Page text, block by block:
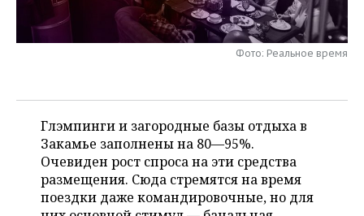
ONLINE-КОНФЕРЕНЦИИ
ОТКРЫТАЯ ЛЕКЦИЯ
ХОККЕЙ
БАСКЕТБОЛ
КИБЕРСПОРТ
ФИГУРНОЕ КАТАНИЕ
ВОДНЫЕ ВИДЫ СПОРТА
ВЛАСТЬ
ИНФРАСТРУКТУРА
КУЛЬТУРА
МЕДИЦИНА
ОБРАЗОВАНИЕ
СЮЖЕТЫ
СПРАВОЧНИК
СПИСОК КОМПАНИЙ
Фото: Реальное время
Глэмпинги и загородные базы отдыха в
Закамье заполнены на 80—95%.
Очевиден рост спроса на эти средства
размещения. Сюда стремятся на время
поездки даже командировочные, но для